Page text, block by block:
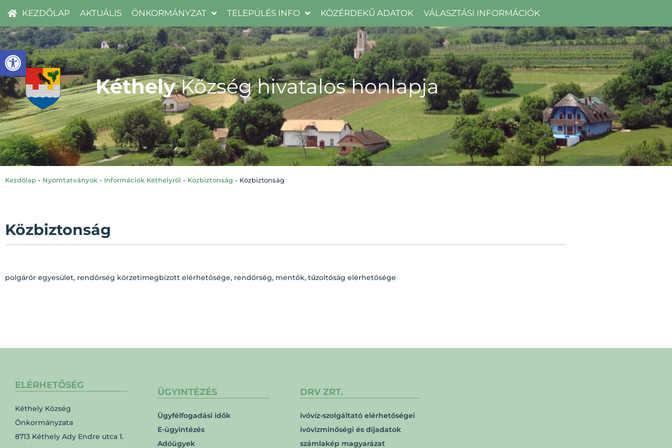
Eszköztár megnyitása
KEZDŐLAP AKTUÁLIS ÖNKORMÁNYZAT TELEPÜLÉS INFO KÖZÉRDEKŰ ADATOK VÁLASZTÁSI INFORMÁCIÓK
Kéthely Község hivatalos honlapja
Kezdőlap - Nyomtatványok - Információk Kéthelyről - Közbiztonság - Közbiztonság
Közbiztonság
polgárőr egyesület, rendőrség körzetimegbízott elérhetősége, rendőrség, mentők, tűzoltóság elérhetősége
ELÉRHETŐSÉG
Kéthely Község
Önkormányzata
8713 Kéthely Ady Endre utca 1.
ÜGYINTÉZÉS
Ügyfélfogadási idők
E-ügyintézés
Adóügyek
DRV ZRT.
ivóvíz-szolgáltató elérhetőségei
ivóvízminőségi és díjadatok
számlakép magyarázat